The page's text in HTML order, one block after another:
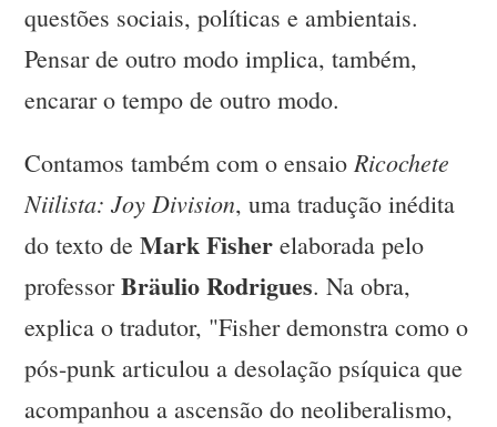
questões sociais, políticas e ambientais.
Pensar de outro modo implica, também,
encarar o tempo de outro modo.
Contamos também com o ensaioRicochete
Niilista: Joy Division, uma tradução inédita
do texto deMark Fisher elaborada pelo
professorBräulio Rodrigues. Na obra,
explica o tradutor, "Fisher demonstra como o
pós-punk articulou a desolação psíquica que
acompanhou a ascensão do neoliberalismo,